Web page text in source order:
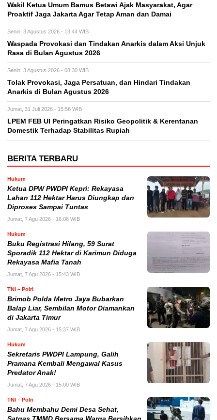
Wakil Ketua Umum Bamus Betawi Ajak Masyarakat, Agar
Proaktif Jaga Jakarta Agar Tetap Aman dan Damai
Senin, 3 Agustus 2026 - 13:44 WIB
Waspada Provokasi dan Tindakan Anarkis dalam Aksi Unjuk
Rasa di Bulan Agustus 2026
Senin, 3 Agustus 2026 - 08:30 WIB
Tolak Provokasi, Jaga Persatuan, dan Hindari Tindakan
Anarkis di Bulan Agustus 2026
Jumat, 31 Juli 2026 - 15:56 WIB
LPEM FEB UI Peringatkan Risiko Geopolitik & Kerentanan
Domestik Terhadap Stabilitas Rupiah
BERITA TERBARU
Hukum
Ketua DPW PWDPI Kepri: Rekayasa
Lahan 112 Hektar Harus Diungkap dan
Diproses Sampai Tuntas
Jumat, 7 Agu 2026 - 16:06 WIB
Hukum
Buku Registrasi Hilang, 59 Surat
Sporadik 112 Hektar di Karimun Diduga
Rekayasa Mafia Tanah
Jumat, 7 Agu 2026 - 15:43 WIB
TNI – Polri
Brimob Polda Metro Jaya Bubarkan
Balap Liar, Sembilan Motor Diamankan
di Jakarta Timur
Jumat, 7 Agu 2026 - 15:37 WIB
Hukum
Sekretaris PWDPI Lampung, Galih
Pramana Kembali Mengawal Kasus
Predator Anak!
Jumat, 7 Agu 2026 - 15:00 WIB
TNI – Polri
Bahu Membahu Demi Desa Sehat,